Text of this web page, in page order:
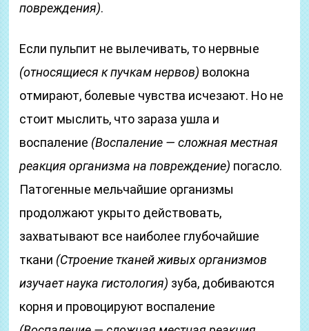
повреждения).
Если пульпит не вылечивать, то нервные
(относящиеся к пучкам нервов) волокна
отмирают, болевые чувства исчезают. Но не
стоит мыслить, что зараза ушла и
воспаление (Воспаление — сложная местная
реакция организма на повреждение) погасло.
Патогенные мельчайшие организмы
продолжают укрыто действовать,
захватывают все наиболее глубочайшие
ткани (Строение тканей живых организмов
изучает наука гистология) зуба, добиваются
корня и провоцируют воспаление